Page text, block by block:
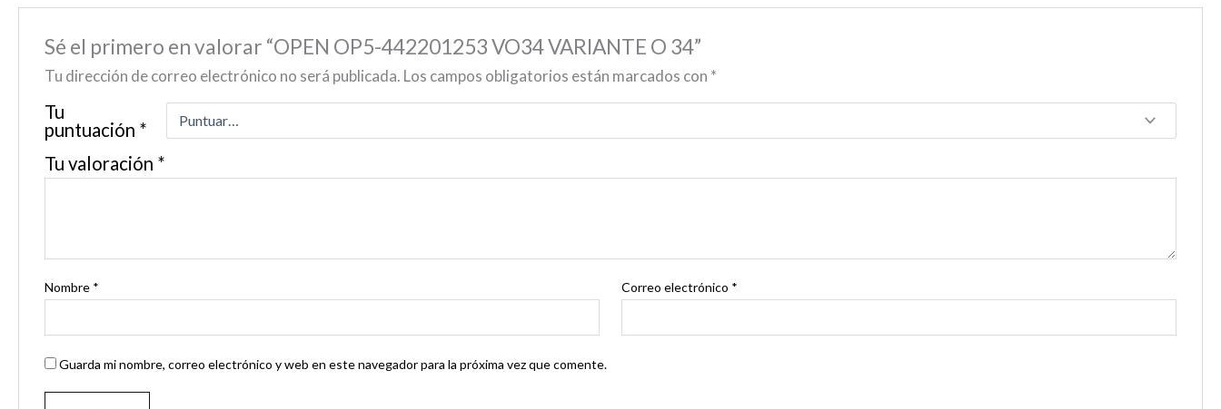
Sé el primero en valorar “OPEN OP5-442201253 VO34 VARIANTE O 34”
Tu dirección de correo electrónico no será publicada. Los campos obligatorios están marcados con *
Tu
puntuación *
Tu valoración *
Nombre * Correo electrónico *
Guarda mi nombre, correo electrónico y web en este navegador para la próxima vez que comente.